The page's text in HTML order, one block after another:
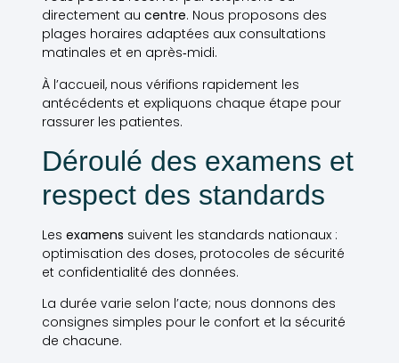
directement au centre. Nous proposons des
plages horaires adaptées aux consultations
matinales et en après‑midi.
À l’accueil, nous vérifions rapidement les
antécédents et expliquons chaque étape pour
rassurer les patientes.
Déroulé des examens et
respect des standards
Les examens suivent les standards nationaux :
optimisation des doses, protocoles de sécurité
et confidentialité des données.
La durée varie selon l’acte; nous donnons des
consignes simples pour le confort et la sécurité
de chacune.